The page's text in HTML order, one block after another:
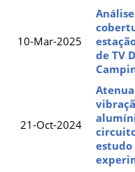
10-Mar-2025
de TV
21-Oct-2024
estudo